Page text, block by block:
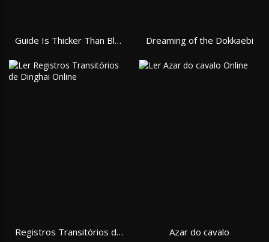
Guide Is Thicker Than Blood Dreaming of the Dokkaebi
Registros Transitórios de Dinghai Azar do cavalo